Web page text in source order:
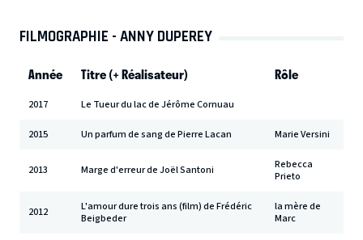
FILMOGRAPHIE - ANNY DUPEREY
Année Titre (+ Réalisateur) Rôle
2017 Le Tueur du lac de Jérôme Cornuau
2015 Un parfum de sang de Pierre Lacan Marie Versini
2013 Marge d'erreur de Joël Santoni
Rebecca
Prieto
2012
L'amour dure trois ans (film) de Frédéric
Beigbeder
la mère de
Marc